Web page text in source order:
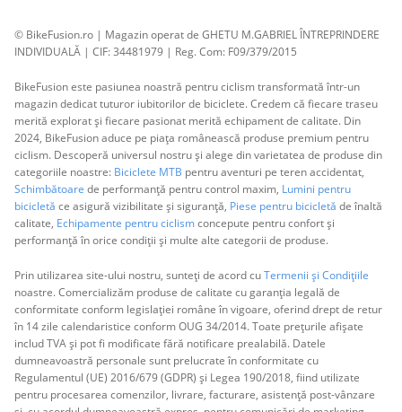
© BikeFusion.ro | Magazin operat de GHETU M.GABRIEL ÎNTREPRINDERE
INDIVIDUALĂ | CIF: 34481979 | Reg. Com: F09/379/2015
BikeFusion este pasiunea noastră pentru ciclism transformată într-un
magazin dedicat tuturor iubitorilor de biciclete. Credem că fiecare traseu
merită explorat și fiecare pasionat merită echipament de calitate. Din
2024, BikeFusion aduce pe piața românească produse premium pentru
ciclism. Descoperă universul nostru și alege din varietatea de produse din
categoriile noastre: Biciclete MTB pentru aventuri pe teren accidentat,
Schimbătoare de performanță pentru control maxim, Lumini pentru
bicicletă ce asigură vizibilitate și siguranță, Piese pentru bicicletă de înaltă
calitate, Echipamente pentru ciclismconcepute pentru confort și
performanță în orice condiții și multe alte categorii de produse.
Prin utilizarea site-ului nostru, sunteți de acord cuTermenii și Condițiile
noastre. Comercializăm produse de calitate cu garanția legală de
conformitate conform legislației române în vigoare, oferind drept de retur
în 14 zile calendaristice conform OUG 34/2014. Toate prețurile afișate
includ TVA și pot fi modificate fără notificare prealabilă. Datele
dumneavoastră personale sunt prelucrate în conformitate cu
Regulamentul (UE) 2016/679 (GDPR) și Legea 190/2018, fiind utilizate
pentru procesarea comenzilor, livrare, facturare, asistență post-vânzare